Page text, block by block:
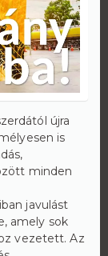
újra
is
minden
javulást
amely sok
vezetett. Az